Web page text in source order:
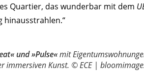
Quartier, das wunderbar mit dem
hinausstrahlen.“
und »Pulse«mit
immersiven Kunst. © ECE |